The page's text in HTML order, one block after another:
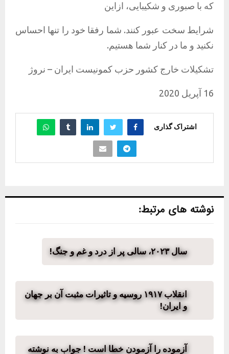
که با صبوری و شکیبایی، ازاین
شرایط سخت عبور کنند. شما رفقا خود را تنها احساس
نکنید و ما در کنار شما هستیم.
تشکیلات خارج کشور حزب کمونیست ایران – نروژ
16 آپریل
اشتراک گذاری
نوشته های مرتبط:
سال ۲۰۲۳، سالی پر از درد و غم و جنگ!
انقلاب ۱۹۱۷ روسیه و تاثیرات مثبت آن بر جهان
و ایران!
آزمودە را آزمودن خطا است ! جواب به نوشتە